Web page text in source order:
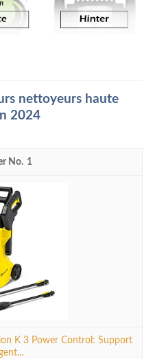
nettoyeurs haute
2024
1
K 3 Power Control: Support